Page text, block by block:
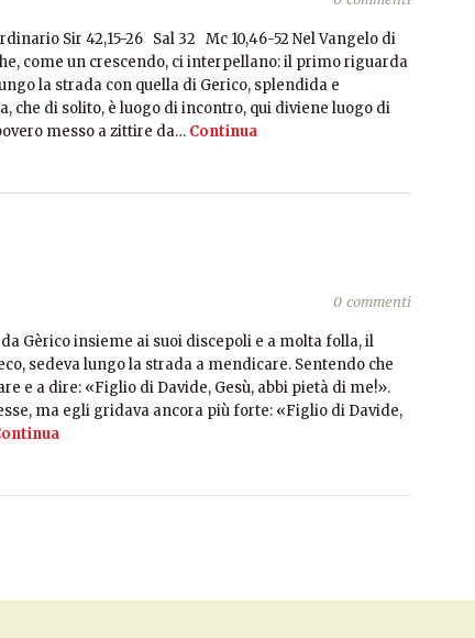
Sir 42,15-26 Sal 32 Mc 10,46-52 Nel Vangelo di
come un crescendo, ci interpellano: il primo riguarda
la strada con quella di Gerico, splendida e
che di solito, è luogo di incontro, qui diviene luogo di
messo a zittire da… Continua
0 commenti
Gèrico insieme ai suoi discepoli e a molta folla, il
sedeva lungo la strada a mendicare. Sentendo che
e a dire: «Figlio di Davide, Gesù, abbi pietà di me!».
ma egli gridava ancora più forte: «Figlio di Davide,